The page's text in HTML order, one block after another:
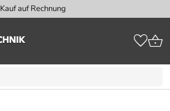
Kauf auf Rechnung